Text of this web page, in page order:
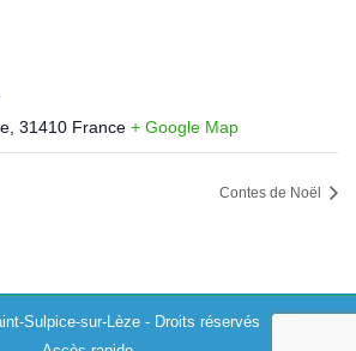
31410 France + Google Map
Contes de Noël
Sulpice-sur-Lèze - Droits réservés